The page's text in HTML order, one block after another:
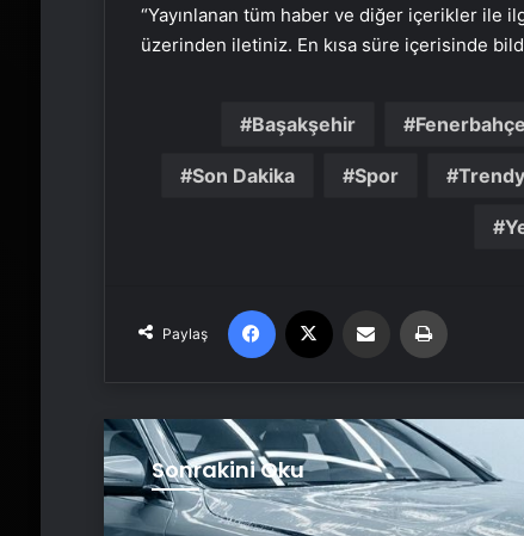
“Yayınlanan tüm haber ve diğer içerikler ile
üzerinden iletiniz. En kısa süre içerisinde
Başakşehir Fenerbahçe
Son Dakika Spor
Paylaş
Facebook Email'den paylaş
Sonrakini Oku